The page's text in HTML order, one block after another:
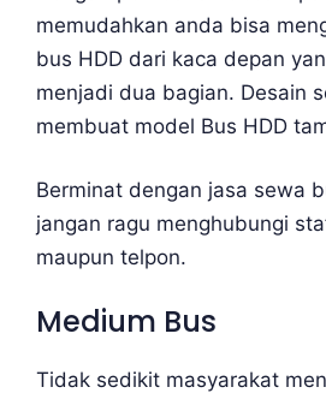
memudahkan anda bisa
bus HDD dari kaca depan
menjadi dua bagian. Desain
membuat model Bus HDD
Berminat dengan jasa sewa
jangan ragu menghubungi
maupun telpon.
Medium Bus
Tidak sedikit masyarakat